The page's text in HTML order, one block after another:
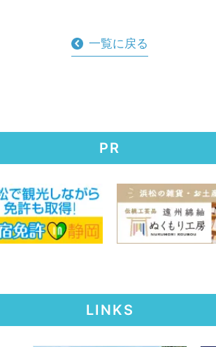
一覧に戻る
PR
LINKS